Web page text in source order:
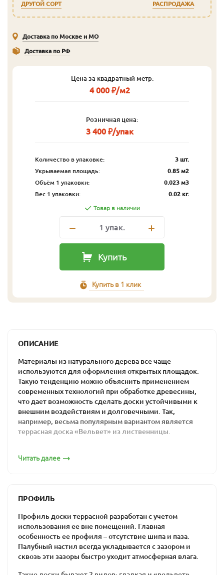
ДРУГОЙ СОРТ
РАСПРОДАЖА
Доставка по Москве и МО
Доставка по РФ
Цена за квадратный метр:
4 000 ₽/м2
Розничная цена:
3 400 ₽/упак
Количество в упаковке:
3 шт.
Укрываемая площадь:
0.85 м2
Объём 1 упаковки:
0.023 м3
Вес 1 упаковки:
0.02 кг.
Товар в наличии
1 упак.
Купить
Купить в 1 клик
ОПИСАНИЕ
Материалы из натурального дерева все чаще
используются для оформления открытых площадок.
Такую тенденцию можно объяснить применением
современных технологий при обработке древесины,
что дает возможность сделать доски устойчивыми к
внешним воздействиям и долговечными. Так,
например, весьма популярным вариантом является
террасная доска «Вельвет» из лиственницы.
возможность использовать его в строительстве для
Террасная доска из
лиственницы: профиль
«Вельвет»
Такой вид декинга называют также рифленым ввиду
Читать далее
ПРОФИЛЬ
Профиль доски террасной разработан с учетом
использования ее вне помещений. Главная
особенность ее профиля – отсутствие шипа и паза.
Палубный настил всегда укладывается с зазором и
сквозь эти зазоры быстро уходит атмосферная влага.